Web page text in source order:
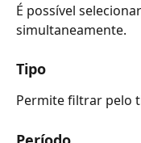
É possível
simultaneamente.
Tipo
Permite filtrar pelo